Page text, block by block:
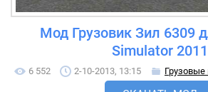
Мод Грузовик Зил 6309
Simulator 2011
6 552 2-10-2013, 13:15